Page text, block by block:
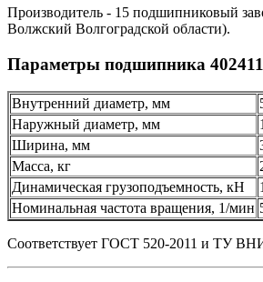
Производитель - 15 подшипниковый
Волжский Волгоградской области).
Параметры подшипника 402411
Внутренний диаметр, мм
Наружный диаметр, мм
Ширина, мм
Масса, кг
Динамическая грузоподъемность, кН
Номинальная частота вращения, 1/мин
Соответствует ГОСТ 520-2011 и ТУ